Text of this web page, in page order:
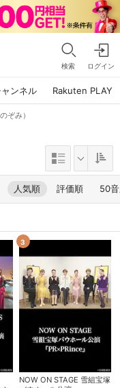
検索 ログイン
ャンネル Rakuten PLAY
ぞみ）
人気順 評価順 50
3
NOW ON STAGE 雪組宝塚